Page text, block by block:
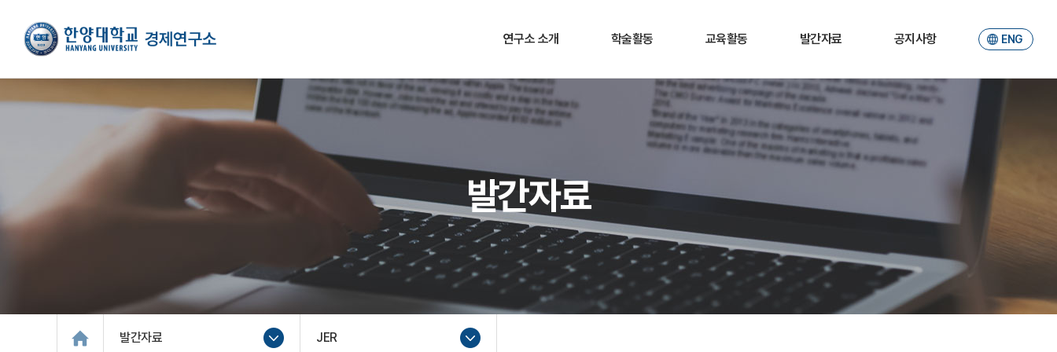
연구소 소개
연구소장 인사말
연구소 연혁
조직도
찾아오시는 길
학술활동
학술대회
교육활동
소개
학부생
발간자료
JER
Working paper
공지사항
공지사항
포토갤러리
ENG
발간자료
발간자료 JER